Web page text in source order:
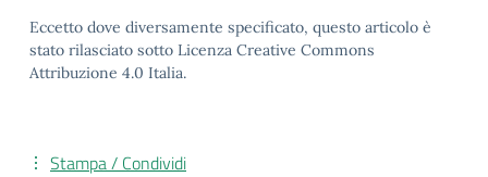
Eccetto dove diversamente specificato, questo articolo è
stato rilasciato sotto Licenza Creative Commons
Attribuzione 4.0 Italia.
Stampa / Condividi